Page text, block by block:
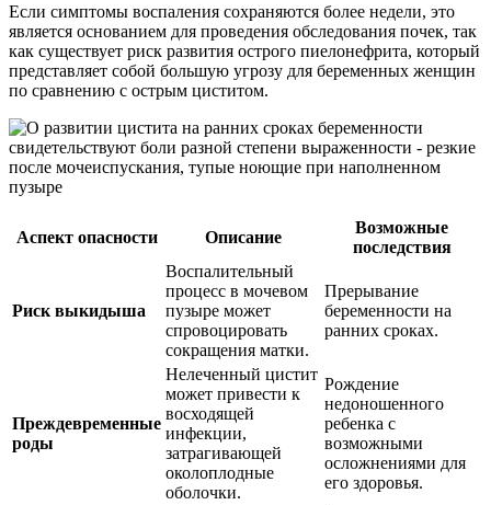
Если симптомы воспаления сохраняются более недели, это
является основанием для проведения обследования почек, так
как существует риск развития острого пиелонефрита, который
представляет собой большую угрозу для беременных женщин
по сравнению с острым циститом.
Аспект опасности Описание
Возможные
последствия
Риск выкидыша
Воспалительный
процесс в мочевом
пузыре может
спровоцировать
сокращения матки.
Прерывание
беременности на
ранних сроках.
Преждевременные
роды
Нелеченный цистит
может привести к
восходящей
инфекции,
затрагивающей
околоплодные
оболочки.
Рождение
недоношенного
ребенка с
возможными
осложнениями для
его здоровья.